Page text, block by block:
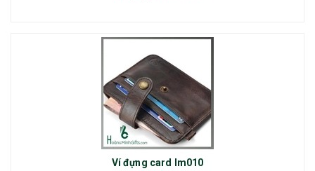
Ví đựng card lm010